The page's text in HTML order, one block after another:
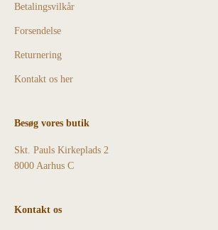
Betalingsvilkår
Forsendelse
Returnering
Kontakt os her
Besøg vores butik
Skt. Pauls Kirkeplads 2
8000 Aarhus C
Kontakt os